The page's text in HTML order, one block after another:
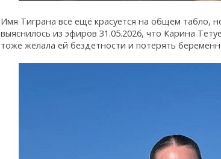
Имя Тиграна всё ещё красуется на общем табло,
выяснилось из эфиров 31.05.2026, что Карина
тоже желала ей бездетности и потерять